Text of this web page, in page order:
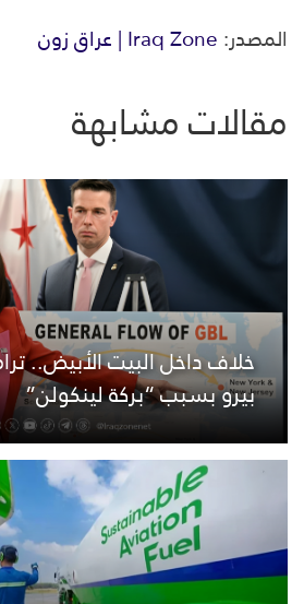
المصدر:Iraq Zone | عراق زون
مقالات مشابهة
خلاف داخل البيت الأبيض..
بيرو بسبب “بركة لينكولن”